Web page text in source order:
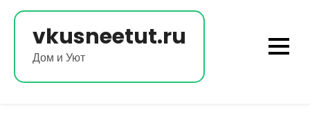
Перейти
содержимому
vkusneetut.ru
Дом и Уют